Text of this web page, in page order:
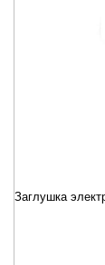
Заглушка